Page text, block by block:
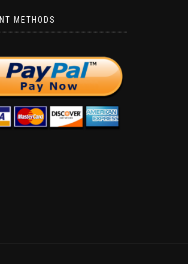
METHODS